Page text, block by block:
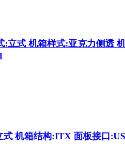
立式 机箱样式:亚克力侧透
机箱结构:ITX 面板接口